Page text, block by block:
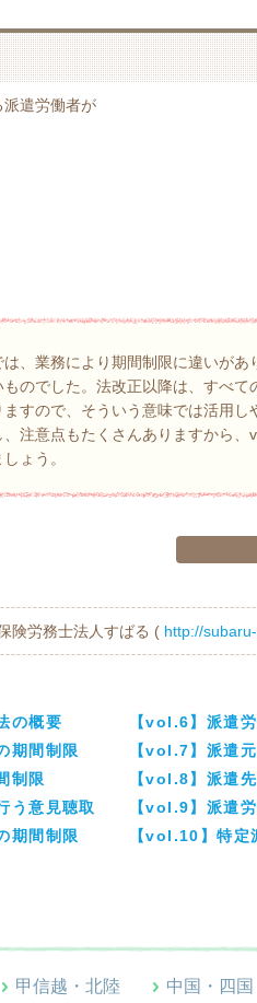
派遣労働者が
は、業務により期間制限に違いが
ものでした。法改正以降は、すべて
ますので、そういう意味では活用し
、注意点もたくさんありますから、
ょう。
険労務士法人すばる ( http://
の概要
期間制限
制限
う意見聴取
期間制限
【vol.6】派遣
【vol.7】派遣
【vol.8】派遣
【vol.9】派遣
【vol.10】特定
甲信越・北陸 中国・四国